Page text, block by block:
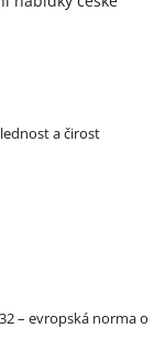
a čirost
– evropská norma o